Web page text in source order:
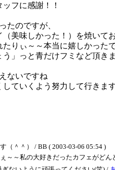
フに感謝！！
たのですが、
美味しかった！）を焼いて
りぃ～～本当に嬉しかった
」っと青だけフミなど頂き
ないですね
ていくよう努力して行きま
（＾＾） / BB ( 2003-03-06 05:54 )
～～私の大好きだったカフェがど